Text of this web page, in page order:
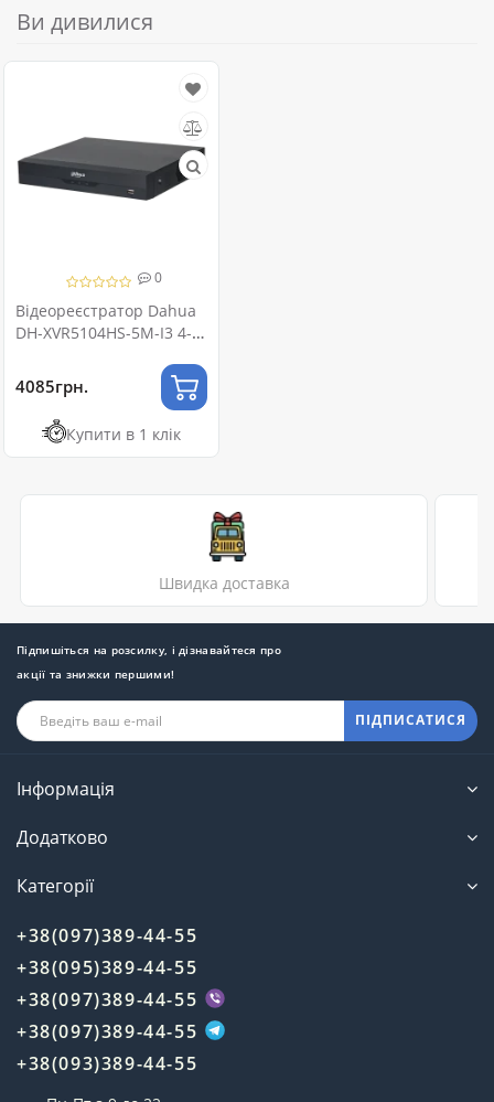
Ви дивилися
0
Відеореєстратор Dahua
DH-XVR5104HS-5M-I3 4-
5M-N/1080p
4085грн.
Купити в 1 клік
Швидка доставка
Підпишіться на розсилку, і дізнавайтеся про
акції та знижки першими!
ПІДПИСАТИСЯ
Інформація
Додатково
Категорії
+38(097)389-44-55
+38(095)389-44-55
+38(097)389-44-55
+38(097)389-44-55
+38(093)389-44-55